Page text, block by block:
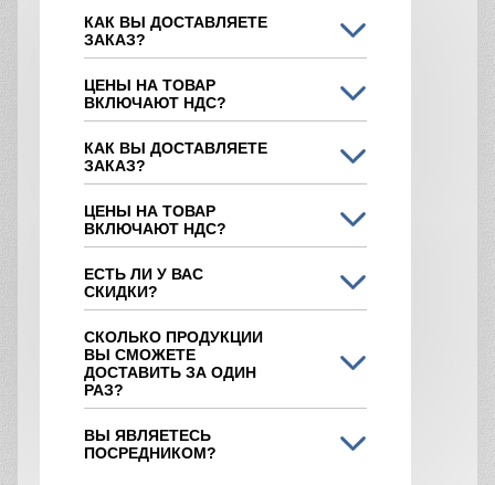
КАК ВЫ ДОСТАВЛЯЕТЕ
ЗАКАЗ?
ЦЕНЫ НА ТОВАР
ВКЛЮЧАЮТ НДС?
КАК ВЫ ДОСТАВЛЯЕТЕ
ЗАКАЗ?
ЦЕНЫ НА ТОВАР
ВКЛЮЧАЮТ НДС?
ЕСТЬ ЛИ У ВАС
СКИДКИ?
СКОЛЬКО ПРОДУКЦИИ
ВЫ СМОЖЕТЕ
ДОСТАВИТЬ ЗА ОДИН
РАЗ?
ВЫ ЯВЛЯЕТЕСЬ
ПОСРЕДНИКОМ?